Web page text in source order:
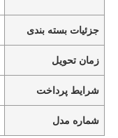
جزئیات بسته بندی
زمان تحویل
شرایط پرداخت
شماره مدل